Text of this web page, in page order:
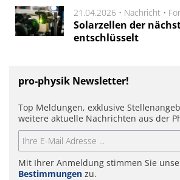
21.04.2026 • Nachricht •
Solarzellen der
entschlüsselt
pro-physik Newsletter!
Top Meldungen, exklusive
weitere aktuelle Nachrichten aus der
Mit Ihrer Anmeldung stimmen Sie
Bestimmungen zu.